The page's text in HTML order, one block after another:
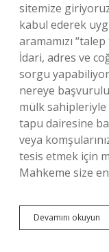
sitemize
kabul ederek
aramamızı
İdari, adres ve
sorgu
nereye
mülk sahipleriyle
tapu dairesine
veya
tesis etmek için
Mahkeme size
Devamını okuyun